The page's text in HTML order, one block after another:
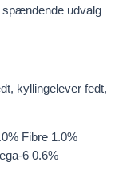
spændende udvalg
kyllingelever fedt,
Fibre 1.0%
6 0.6%